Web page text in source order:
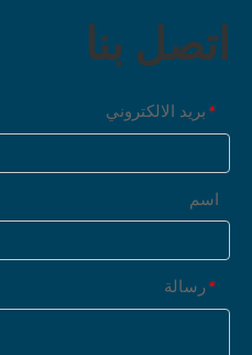
اتصل بنا
*بريد الالكتروني
اسم
*رسالة